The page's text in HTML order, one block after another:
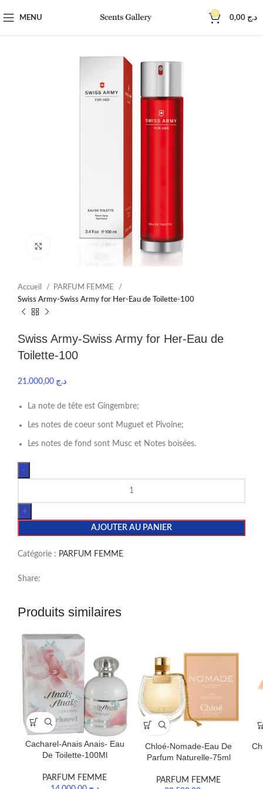
MENU
0
د.ج
Accueil
PARFUM FEMME
Swiss Army-Swiss Army for Her-Eau de Toilette-100
Swiss Army-Swiss Army for Her-Eau de
Toilette-100
د.ج
La note de tête est Gingembre;
Les notes de coeur sont Muguet et Pivoine;
Les notes de fond sont Musc et Notes boisées.
AJOUTER AU PANIER
Catégorie : PARFUM FEMME
Share:
Produits similaires
Cacharel-Anais Anais- Eau
De Toilette-100Ml
PARFUM FEMME
Chloé-Nomade-Eau De
Parfum Naturelle-75ml
PARFUM FEMME